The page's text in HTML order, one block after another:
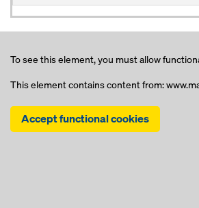
To see this element, you must allow
This element contains content from:
Accept functional cookies